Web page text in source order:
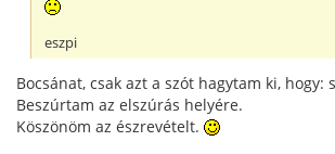
eszpi
Bocsánat, csak azt a szót hagytam ki, hogy:
Beszúrtam az elszúrás helyére.
Köszönöm az észrevételt.